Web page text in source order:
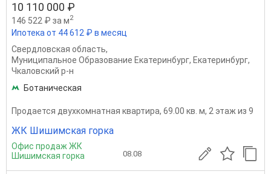
10 110 000 ₽
146 522 ₽ за м2
Ипотека от 44 612 ₽ в месяц
Свердловская область,
Муниципальное Образование Екатеринбург, Екатеринбург,
Чкаловский р-н
Ботаническая
Продается двухкомнатная квартира, 69.00 кв. м, 2 этаж из 9
ЖК Шишимская горка
Офис продаж ЖК
Шишимская горка
08.08